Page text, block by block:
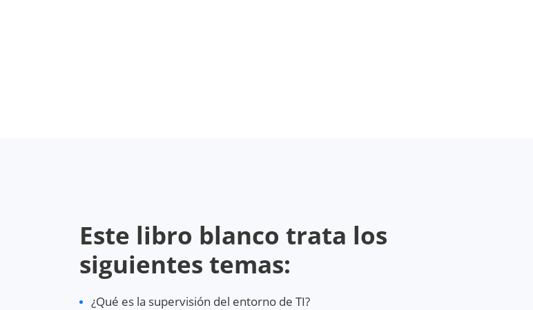
Este libro blanco trata los
siguientes temas:
¿Qué es la supervisión del entorno de TI?